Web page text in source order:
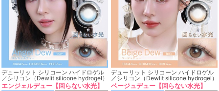
デューリット シリコーン ハイドロゲル
／シリコン（Dewlit silicone hydrogel）
エンジェルデュー【回らない水光】
デューリット シリコーン ハイドロゲル
／シリコン（Dewlit silicone hydrogel）
ベージュデュー【回らない水光】